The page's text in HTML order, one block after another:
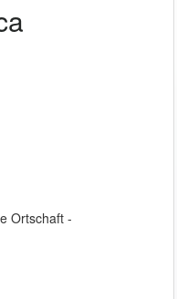
Ortschaft -